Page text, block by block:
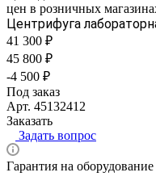
цен в розничных
Центрифуга
41 300 ₽
45 800 ₽
-4 500 ₽
Под заказ
Арт. 45132412
Заказать
Задать вопрос
Гарантия на оборудование